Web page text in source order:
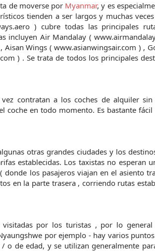
de moverse por Myanmar, y es
tienden a ser largos y muchas
) cubre todas las principales
incluyen Air Mandalay (
Wings ( www.asianwingsair.com ) ,
) . Se trata de todos los principales
contratan a los coches de alquiler
coche en todo momento. Es bastante
otras grandes ciudades y los
establecidas. Los taxistas no esperan
los pasajeros viajan en el asiento
en la parte trasera , corriendo rutas
por los turistas , por lo
por ejemplo - hay varios
o de edad, y se utilizan generalmente